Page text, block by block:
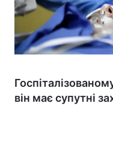
він має супутні